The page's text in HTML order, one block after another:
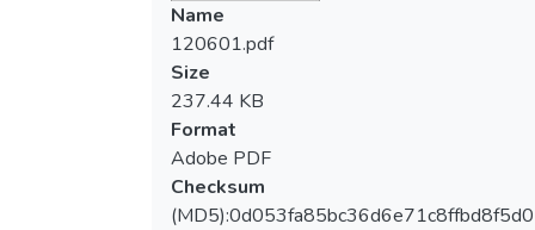
Name
120601.pdf
Size
237.44 KB
Format
Adobe PDF
Checksum